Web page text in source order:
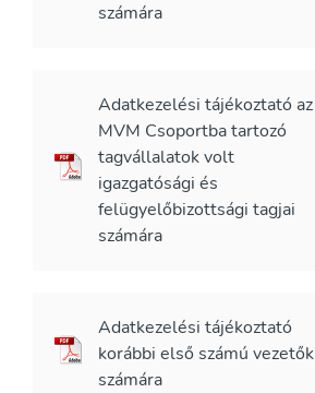
számára
Adatkezelési tájékoztató az
MVM Csoportba tartozó
tagvállalatok volt
igazgatósági és
felügyelőbizottsági tagjai
számára
Adatkezelési tájékoztató
korábbi első számú vezetők
számára